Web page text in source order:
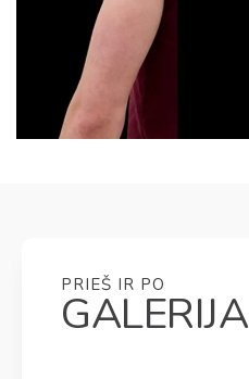
PRIEŠ IR PO
GALERIJA